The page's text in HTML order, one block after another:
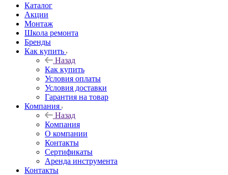
Каталог
Акции
Монтаж
Школа ремонта
Бренды
Как купить
Назад
Как купить
Условия оплаты
Условия доставки
Гарантия на товар
Компания
Назад
Компания
О компании
Контакты
Сертификаты
Аренда инструмента
Контакты